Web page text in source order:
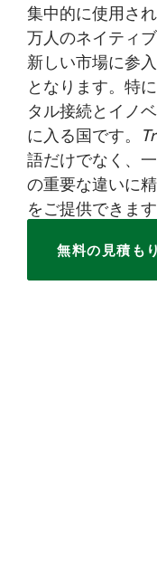
集中的に使用さ
万人のネイティ
新しい市場に参
となります。特
タル接続とイノ
に入る国です。
語だけでなく、
の重要な違いに
をご提供できます
無料の見積も